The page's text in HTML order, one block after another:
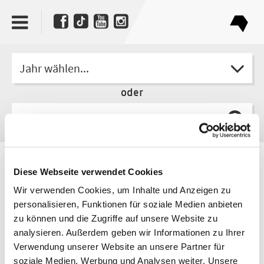
Diese Webseite verwendet Cookies
Wir verwenden Cookies, um Inhalte und Anzeigen zu
personalisieren, Funktionen für soziale Medien anbieten
zu können und die Zugriffe auf unsere Website zu
analysieren. Außerdem geben wir Informationen zu Ihrer
Verwendung unserer Website an unsere Partner für
soziale Medien, Werbung und Analysen weiter. Unsere
Jahr wählen...
oder
Anna Yeliz Schentke